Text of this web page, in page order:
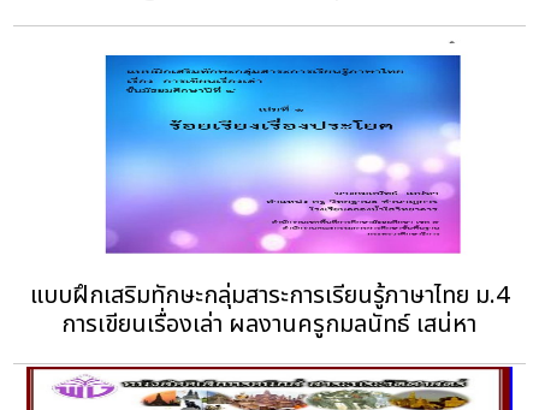
แบบฝึกเสริมทักษะกลุ่มสาระการเรียนรู้ภาษาไทย ม.4
การเขียนเรื่องเล่า ผลงานครูกมลนัทธ์ เสน่หา